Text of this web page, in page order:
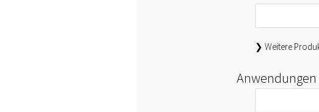
❯ Weitere
Anwendungen